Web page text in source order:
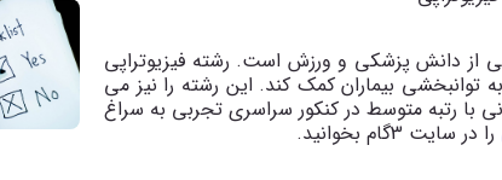
از دانش پزشکی و ورزش است. رشته فیزیوتراپی
توانبخشی بیماران کمک کند. این رشته را نیز می
با رتبه متوسط در کنکور سراسری تجربی به سراغ
را در سایت 3گام بخوانید.